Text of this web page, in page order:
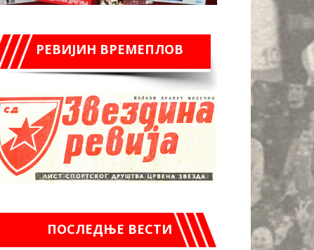
РЕВИЈИН ВРЕМЕПЛОВ
ПОСЛЕДЊЕ ВЕСТИ